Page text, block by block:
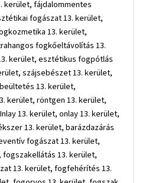
kerület, fájdalommentes
fogászat 13. kerület,
13. kerület,
fogkőeltávolítás 13.
kerület, esztétikus fogpótlás
szájsebészet 13. kerület,
13. kerület,
kerület, röntgen 13. kerület,
13. kerület, onlay 13. kerület,
13. kerület, barázdazárás
fogászat 13. kerület,
13. kerület,
13. kerület, fogfehérítés 13.